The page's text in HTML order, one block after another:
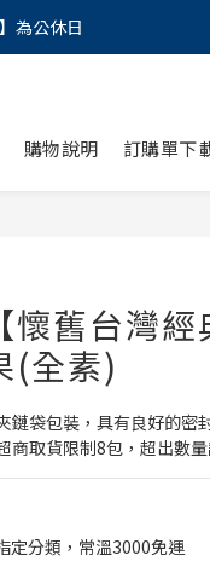
為公休日
為公休日
為公休日
購物說明 訂購單下
【懷舊台灣
(全素)
鏈袋包裝，具有良好的密
商取貨限制8包，超出數
定分類，常溫3000免運